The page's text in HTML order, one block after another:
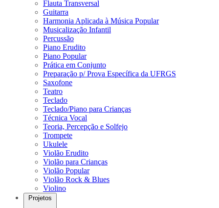
Flauta Transversal
Guitarra
Harmonia Aplicada à Música Popular
Musicalização Infantil
Percussão
Piano Erudito
Piano Popular
Prática em Conjunto
Preparação p/ Prova Específica da UFRGS
Saxofone
Teatro
Teclado
Teclado/Piano para Crianças
Técnica Vocal
Teoria, Percepção e Solfejo
Trompete
Ukulele
Violão Erudito
Violão para Crianças
Violão Popular
Violão Rock & Blues
Violino
Projetos